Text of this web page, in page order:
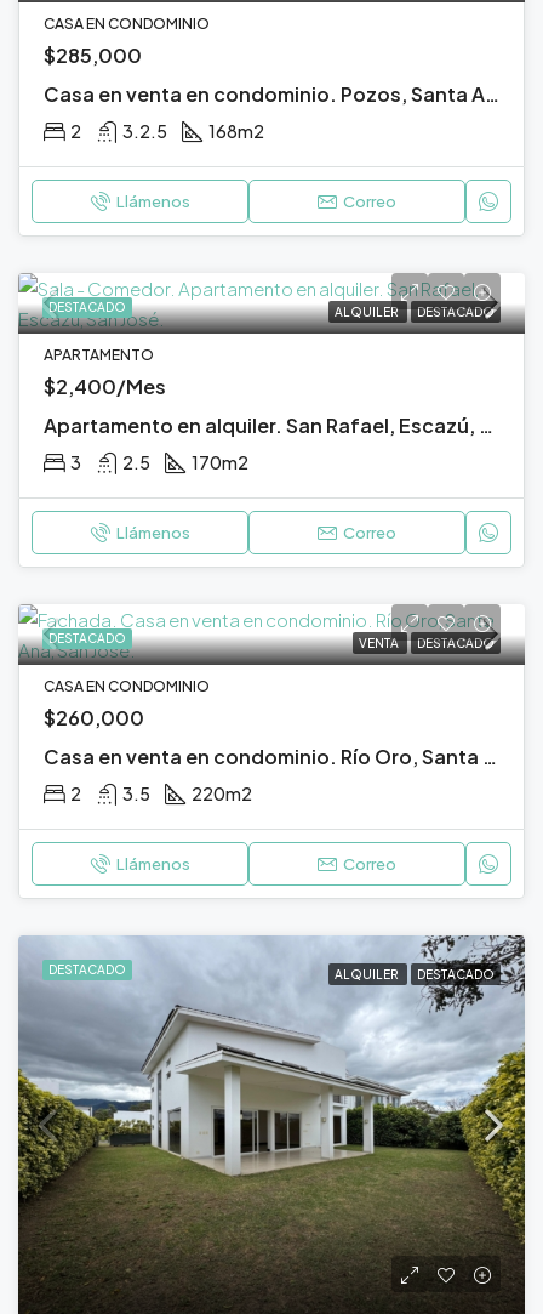
CASA EN CONDOMINIO
$285,000
Casa en venta en condominio. Pozos, Santa Ana, San José.
2 3.2.5 168m2
Llámenos Correo
DESTACADO ALQUILER DESTACADO
APARTAMENTO
$2,400/Mes
Apartamento en alquiler. San Rafael, Escazú, San José.
3 2.5 170m2
Llámenos Correo
DESTACADO VENTA DESTACADO
CASA EN CONDOMINIO
$260,000
Casa en venta en condominio. Río Oro, Santa Ana, San José.
2 3.5 220m2
Llámenos Correo
DESTACADO ALQUILER DESTACADO